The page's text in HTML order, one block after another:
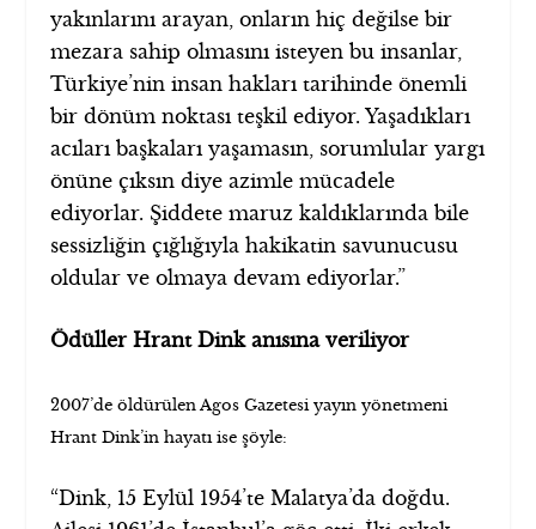
yakınlarını arayan, onların hiç değilse bir
mezara sahip olmasını isteyen bu insanlar,
Türkiye’nin insan hakları tarihinde önemli
bir dönüm noktası teşkil ediyor. Yaşadıkları
acıları başkaları yaşamasın, sorumlular yargı
önüne çıksın diye azimle mücadele
ediyorlar. Şiddete maruz kaldıklarında bile
sessizliğin çığlığıyla hakikatin savunucusu
oldular ve olmaya devam ediyorlar.”
Ödüller Hrant Dink anısına veriliyor
2007’de öldürülen Agos Gazetesi yayın yönetmeni
Hrant Dink’in hayatı ise şöyle:
“Dink, 15 Eylül 1954’te Malatya’da doğdu.